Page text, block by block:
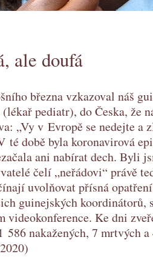
ale doufá
března vzkazoval náš
pediatr), do Česka, že
„Vy v Evropě se nedejte a
té době byla koronavirová
ani nabírat dech. Byli
čelí „neřádovi“ právě
uvolňovat přísná
guinejských koordinátorů,
videokonference. Ke dni
nakažených, 7 mrtvých a